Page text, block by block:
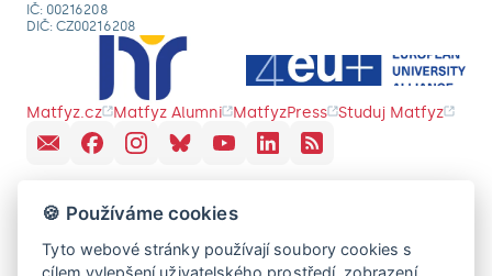
IČ: 00216208
DIČ: CZ00216208
Matfyz.cz Matfyz Alumni MatfyzPress Studuj Matfyz
🍪 Používáme cookies
Tyto webové stránky používají soubory cookies s
cílem vylepšení uživatelského prostředí, zobrazení